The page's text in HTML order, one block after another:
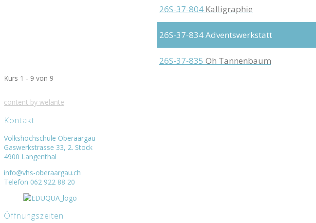
26S-37-804 Kalligraphie
26S-37-834Adventswerkstatt
26S-37-835 Oh Tannenbaum
Kurs 1 - 9 von 9
content by welante
Kontakt
Volkshochschule Oberaargau
Gaswerkstrasse 33, 2. Stock
4900 Langenthal
info@vhs-oberaargau.ch
Telefon 062 922 88 20
Öffnungszeiten